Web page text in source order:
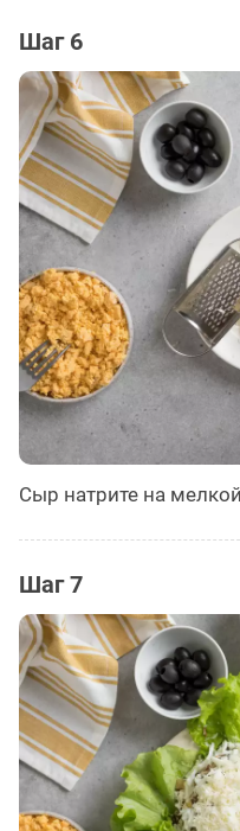
Шаг 6
Сыр натрите на
Шаг 7